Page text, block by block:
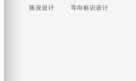
陈设设计
导向标识设计